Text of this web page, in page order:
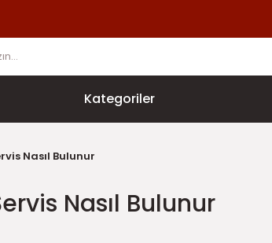
Kategoriler
Nasıl Bulunur
Nasıl Bulunur